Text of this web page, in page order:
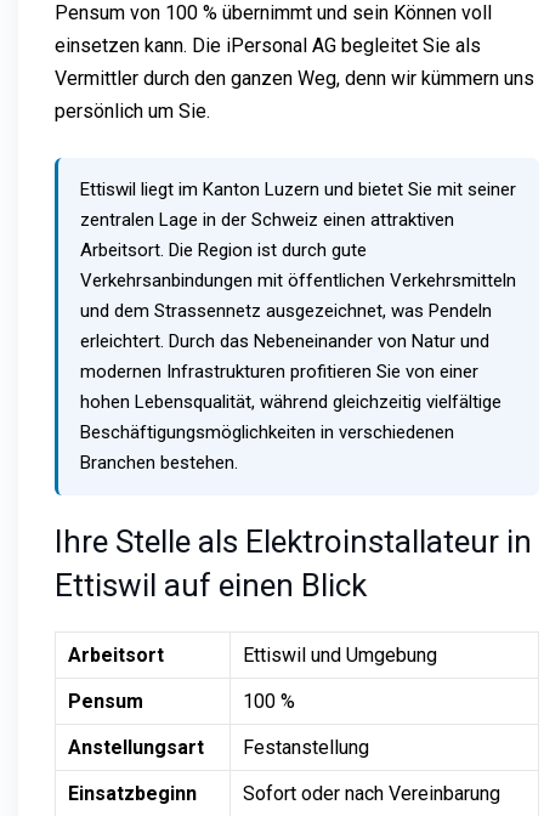
Pensum von 100 % übernimmt und sein Können voll
einsetzen kann. Die iPersonal AG begleitet Sie als
Vermittler durch den ganzen Weg, denn wir kümmern uns
persönlich um Sie.
Ettiswil liegt im Kanton Luzern und bietet Sie mit seiner
zentralen Lage in der Schweiz einen attraktiven
Arbeitsort. Die Region ist durch gute
Verkehrsanbindungen mit öffentlichen Verkehrsmitteln
und dem Strassennetz ausgezeichnet, was Pendeln
erleichtert. Durch das Nebeneinander von Natur und
modernen Infrastrukturen profitieren Sie von einer
hohen Lebensqualität, während gleichzeitig vielfältige
Beschäftigungsmöglichkeiten in verschiedenen
Branchen bestehen.
Ihre Stelle als Elektroinstallateur in
Ettiswil auf einen Blick
Arbeitsort
Ettiswil und Umgebung
Pensum
100 %
Anstellungsart
Festanstellung
Einsatzbeginn
Sofort oder nach Vereinbarung